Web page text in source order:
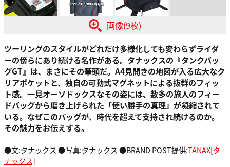
画像(9枚)
ツーリングのスタイルがどれだけ多様化しても変わらずライダ
ーの傍らにあり続ける名作がある。タナックスの『タンクバッ
グGT』は、まさにその筆頭だ。 A4見開きの地図が入る広大なク
リアポケットと、 独自の可動式マグネットによる抜群のフィッ
ト感。一見オーソドックスなその姿には、数多の旅人のフィー
ドバッグから磨き上げられた「使い勝手の真理」が凝縮されて
いる。なぜこのバッグが、時代を超えて支持され続けるのか。
その魅力をお伝えする。
●文:タナックス ●写真:タナックス ●BRAND POST提供:TANAX[タ
ナックス]